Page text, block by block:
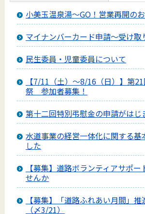
小美玉温泉湯～GO！営業再開の
マイナンバーカード申請～受け取
民生委員・児童委員について
【7/11（土）～8/16（日）】第
祭 参加者募集！
第十二回特別弔慰金の申請がはじ
水道事業の経営一体化に関する基
した
【募集】道路ボランティアサポ
せんか
【募集】「道路ふれあい月間」
（〆3/21）